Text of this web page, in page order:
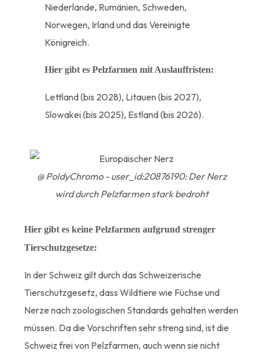
Niederlande, Rumänien, Schweden,
Norwegen, Irland und das Vereinigte
Königreich.
Hier gibt es Pelzfarmen mit Auslauffristen:
Lettland (bis 2028), Litauen (bis 2027),
Slowakei (bis 2025), Estland (bis 2026).
@ PoldyChromo - user_id:20876190: Der Nerz
wird durch Pelzfarmen stark bedroht
Hier gibt es keine Pelzfarmen aufgrund strenger
Tierschutzgesetze:
In der Schweiz gilt durch das Schweizerische
Tierschutzgesetz, dass Wildtiere wie Füchse und
Nerze nach zoologischen Standards gehalten werden
müssen. Da die Vorschriften sehr streng sind, ist die
Schweiz frei von Pelzfarmen, auch wenn sie nicht